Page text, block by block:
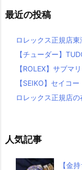
最近の投稿
ロレックス正規店東
【チューダー】
【ROLEX】サブマ
【SEIKO】セイコ
ロレックス正規店の
人気記事
【金